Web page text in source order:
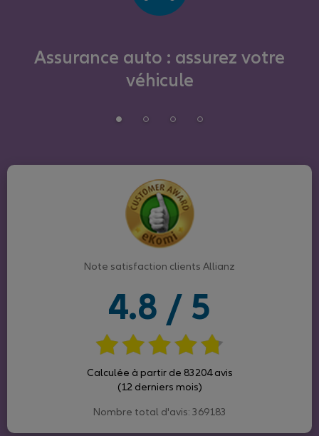
Assurance auto : assurez votre
véhicule
Note satisfaction clients Allianz
4.8 / 5
Calculée à partir de 83204 avis
(12 derniers mois)
Nombre total d'avis: 369183